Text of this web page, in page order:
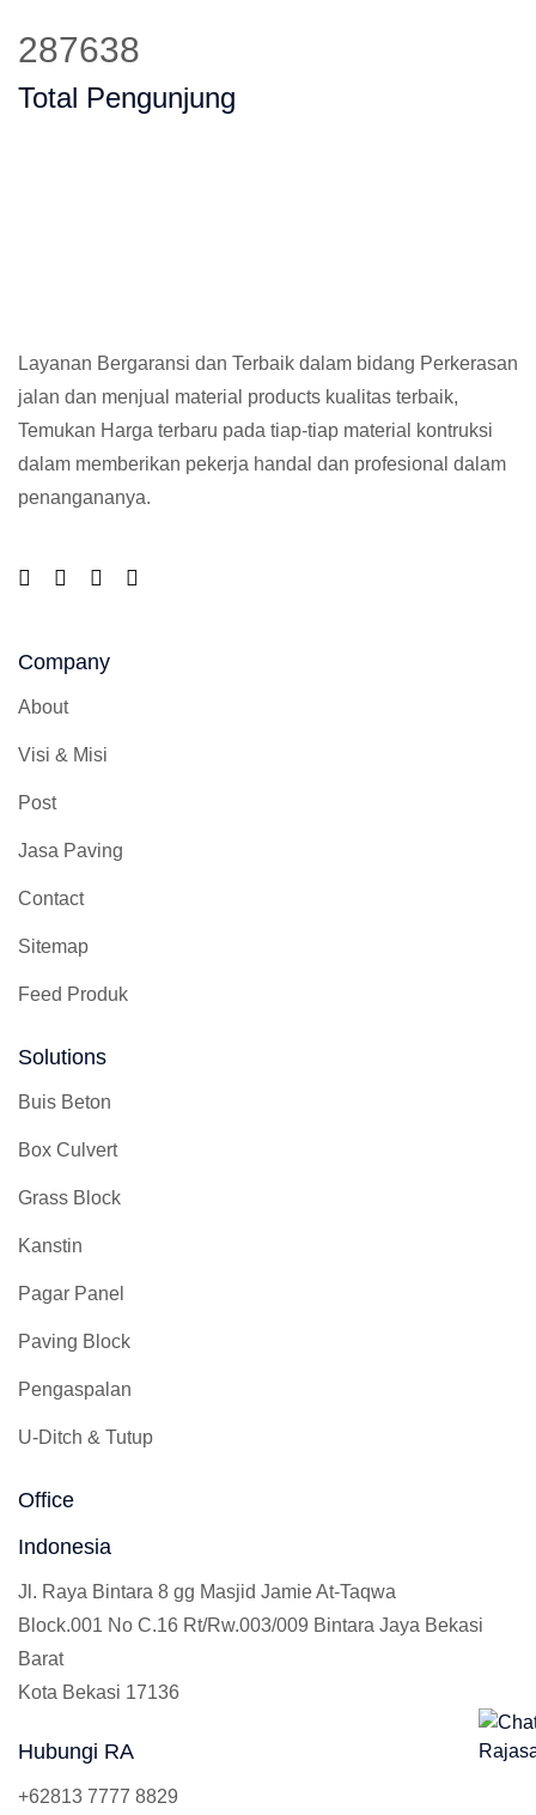
366576
Total Pengunjung
Layanan Bergaransi dan Terbaik dalam bidang Perkerasan
jalan dan menjual material products kualitas terbaik,
Temukan Harga terbaru pada tiap-tiap material kontruksi
dalam memberikan pekerja handal dan profesional dalam
penangananya.
Company
About
Visi & Misi
Post
Jasa Paving
Contact
Sitemap
Feed Produk
Solutions
Buis Beton
Box Culvert
Grass Block
Kanstin
Pagar Panel
Paving Block
Pengaspalan
U-Ditch & Tutup
Office
Indonesia
Jl. Raya Bintara 8 gg Masjid Jamie At-Taqwa
Block.001 No C.16 Rt/Rw.003/009 Bintara Jaya Bekasi
Barat
Kota Bekasi 17136
Hubungi RA
+62813 7777 8829